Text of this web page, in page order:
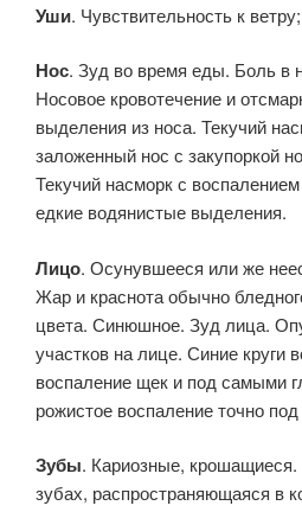
Уши. Чувствительность к
Нос. Зуд во время еды. Боль в
Носовое кровотечение и
выделения из носа. Текучий
заложенный нос с закупоркой
Текучий насморк с
едкие водянистые выделения.
Лицо. Осунувшееся или же
Жар и краснота обычно
цвета. Синюшное. Зуд лица.
участков на лице. Синие круги
воспаление щек и под самыми
рожистое воспаление точно
Зубы. Кариозные,
зубах, распространяющаяся в